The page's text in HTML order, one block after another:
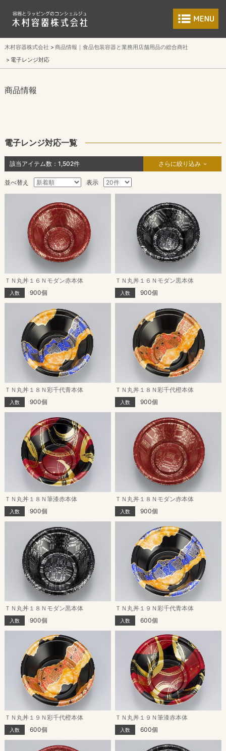
食品包装容器と
木村容器株式会社
商品情報｜食品包装容器と業務用店舗用品の総合商社
電子レンジ対応
商品情報
電子レンジ対応一覧
該当アイテム数： 1,502件 さらに絞り込み
並べ替え 表示
ＴＮ丸丼１６Ｎモダン赤本体
入数 900個
ＴＮ丸丼１６Ｎモダン黒本体
入数 900個
ＴＮ丸丼１８Ｎ彩千代青本体
入数 900個
ＴＮ丸丼１８Ｎ彩千代橙本体
入数 900個
ＴＮ丸丼１８Ｎ筆漆赤本体
入数 900個
ＴＮ丸丼１８Ｎモダン赤本体
入数 900個
ＴＮ丸丼１８Ｎモダン黒本体
入数 900個
ＴＮ丸丼１９Ｎ彩千代青本体
入数 600個
ＴＮ丸丼１９Ｎ彩千代橙本体
入数 600個
ＴＮ丸丼１９Ｎ筆漆赤本体
入数 600個